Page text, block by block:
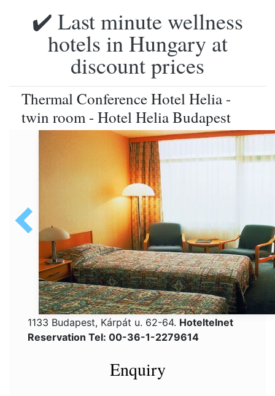
✔️ Last minute wellness
hotels in Hungary at
discount prices
Thermal Conference Hotel Helia -
twin room - Hotel Helia Budapest
1133 Budapest, Kárpát u. 62-64. Hoteltelnet
Reservation Tel: 00-36-1-2279614
Enquiry